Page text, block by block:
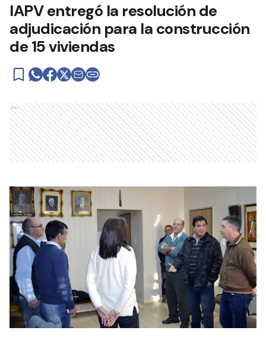
IAPV entregó la resolución de
adjudicación para la construcción
de 15 viviendas
Ads